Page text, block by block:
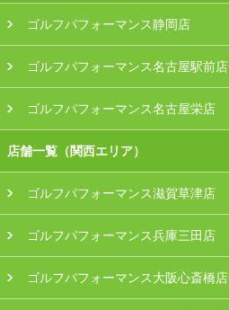
ゴルフパフォーマンス静岡店
ゴルフパフォーマンス名古屋駅前店
ゴルフパフォーマンス名古屋栄店
店舗一覧（関西エリア）
ゴルフパフォーマンス滋賀草津店
ゴルフパフォーマンス兵庫三田店
ゴルフパフォーマンス大阪心斎橋店